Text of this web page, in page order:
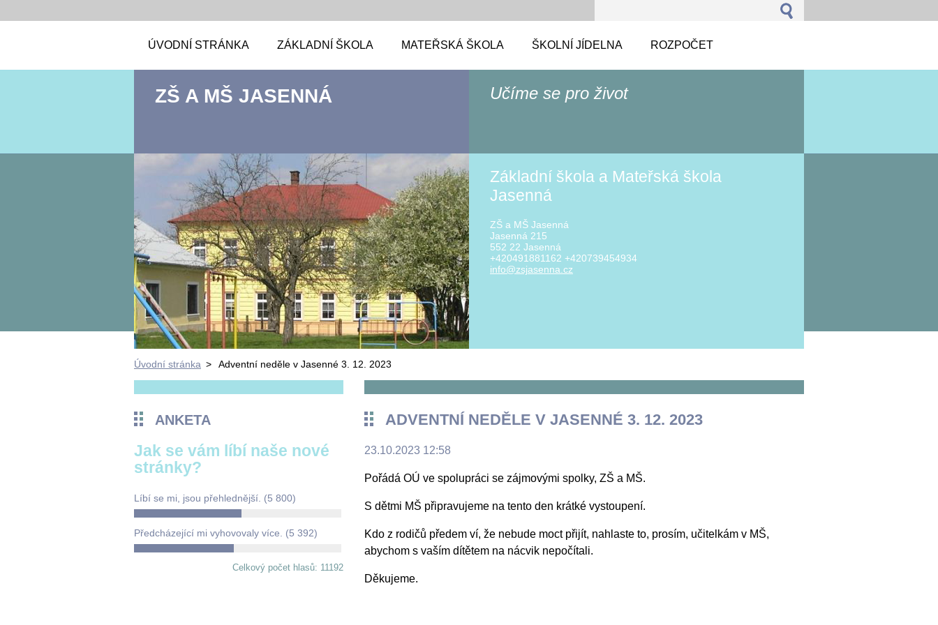
ÚVODNÍ STRÁNKA ZÁKLADNÍ ŠKOLA MATEŘSKÁ ŠKOLA ŠKOLNÍ JÍDELNA ROZPOČET
ZŠ A MŠ JASENNÁ Učíme se pro život
Základní škola a Mateřská škola
Jasenná
ZŠ a MŠ Jasenná
Jasenná 215
552 22 Jasenná
+420491881162 +420739454934
info@zsjasenna.cz
Úvodní stránka > Adventní neděle v Jasenné 3. 12. 2023
ANKETA
Jak se vám líbí naše nové
stránky?
Líbí se mi, jsou přehlednější. (5 800)
Předcházející mi vyhovovaly více. (5 392)
Celkový počet hlasů: 11192
ADVENTNÍ NEDĚLE V JASENNÉ 3. 12. 2023
23.10.2023 12:58
Pořádá OÚ ve spolupráci se zájmovými spolky, ZŠ a MŠ.
S dětmi MŠ připravujeme na tento den krátké vystoupení.
Kdo z rodičů předem ví, že nebude moct přijít, nahlaste to, prosím, učitelkám v MŠ,
abychom s vaším dítětem na nácvik nepočítali.
Děkujeme.